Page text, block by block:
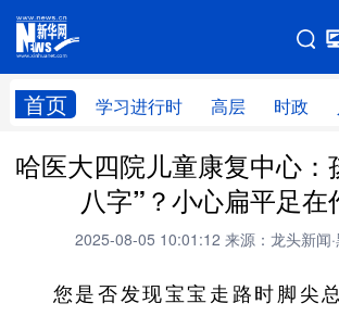
首页 学习进行时 高层 时政
网站地图
学习进行时 高层 时政
国际 财经 网评
全球连线
科技 科普 体育
哈医大四院儿童康复中心：
八字”？小心扁平足在
2025-08-05 10:01:12 来源：龙头新闻
您是否发现宝宝走路时脚尖